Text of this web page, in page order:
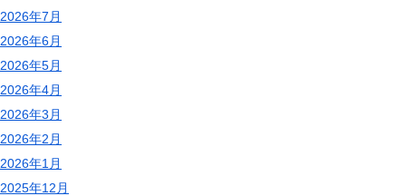
2026年7月
2026年6月
2026年5月
2026年4月
2026年3月
2026年2月
2026年1月
2025年12月